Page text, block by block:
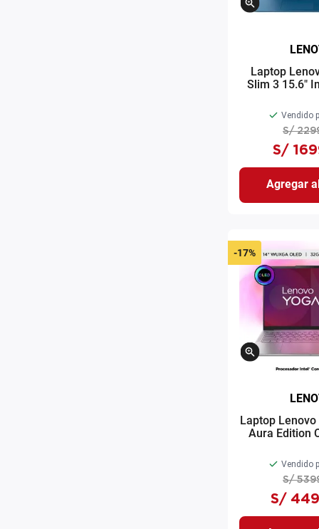
Laptop
Slim 3 15.6"
Intel UHD
Windows
Vendido
S/
S/
Agregar
-17%
Laptop Lenovo
Aura Edition
Vendido
S/
S/